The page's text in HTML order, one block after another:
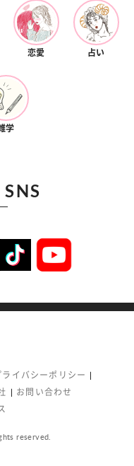
恋愛 占い
学
ライバシーポリシー
お問い合わせ
reserved.